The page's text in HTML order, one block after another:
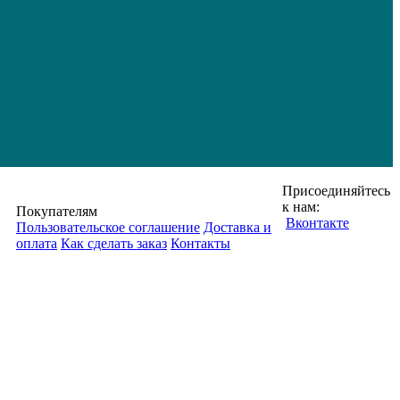
Покупателям
Пользовательское соглашение Доставка и
оплата Как сделать заказ Контакты
Присоединяйтесь
к нам:
Вконтакте